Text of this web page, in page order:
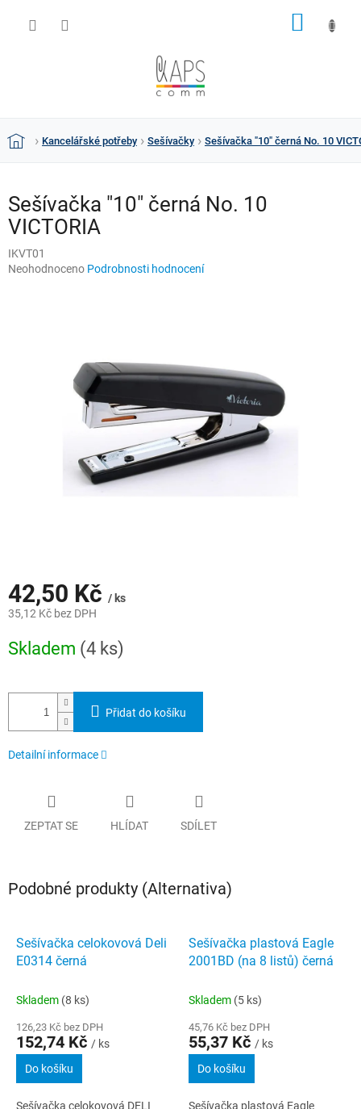
DomůKancelářské potřeby Sešívačky Sešívačka "10" černá No. 10
Sešívačka "10" černá No. 10
VICTORIA
IKVT01
Průměrné
Neohodnoceno Podrobnosti hodnocení
42,50 Kč / ks
35,12 Kč bez DPH
cena:
Skladem (4 ks)
Přidat do košíku
Detailní informace
ZEPTAT SE HLÍDAT SDÍLET
Podobné produkty (Alternativa)
Sešívačka celokovová Deli
E0314 černá
Skladem (8 ks)
126,23 Kč bez DPH
152,74 Kč / ks
Do košíku
Sešívačka celokovová DELI
Sešívačka plastová Eagle
2001BD (na 8 listů) černá
Skladem (5 ks)
45,76 Kč bez DPH
55,37 Kč / ks
Do košíku
Sešívačka plastová Eagle